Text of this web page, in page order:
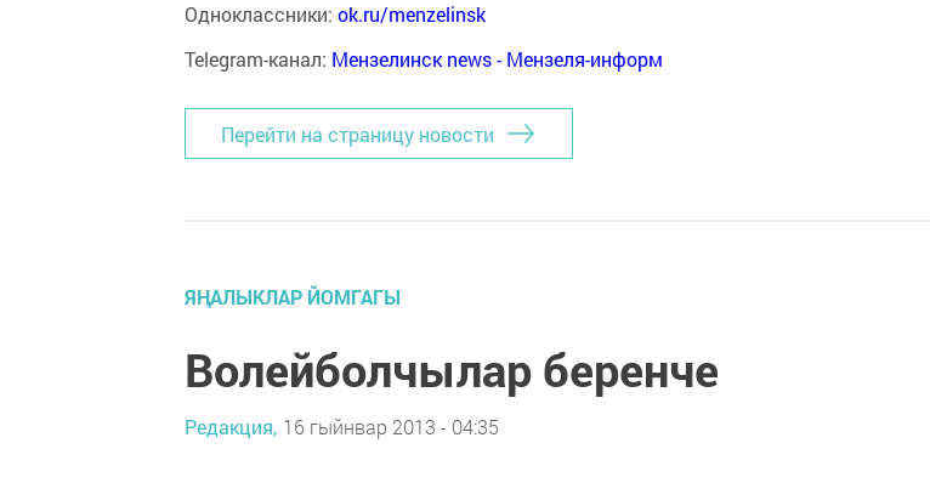
Одноклассники: ok.ru/menzelinsk
Telegram-канал: Мензелинск news - Мензеля-информ
Перейти на страницу новости
ЯҢАЛЫКЛАР ЙОМГАГЫ
Волейболчылар беренче
Редакция, 16 гыйнвар 2013 - 04:35